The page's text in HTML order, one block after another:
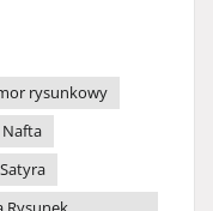
rysunkowy
Nafta
Satyra